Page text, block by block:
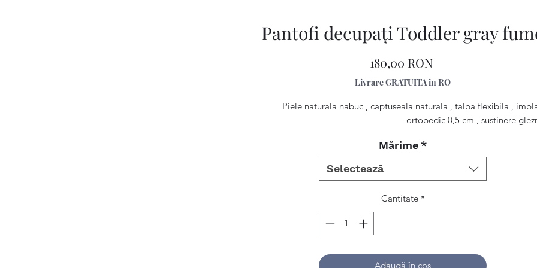
Pantofi decupaţi Toddler gray
180,00 RONPreț
Livrare GRATUITA in RO
Piele naturala nabuc , captuseala naturala , talpa flexibila ,
ortopedic 0,5 cm , sustinere
Mărime *
Selectează
Cantitate *
Adaugă în coș